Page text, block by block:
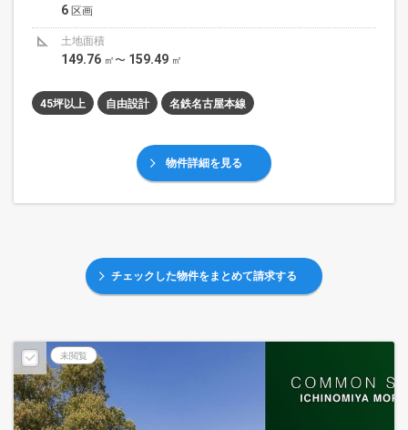
6 区画
土地面積
149.76 ㎡〜 159.49 ㎡
45坪以上 自由設計 名鉄名古屋本線
物件詳細を見る
チェックした物件をまとめて請求する
未閲覧